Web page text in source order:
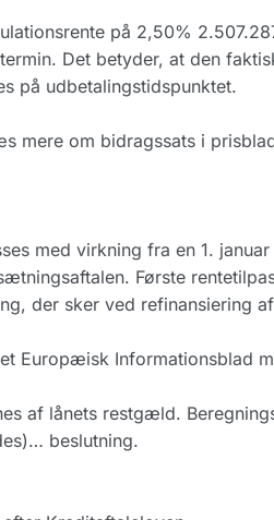
på 2,50%
Det betyder, at den
på udbetalingstidspunktet.
mere om bidragssats i
med virkning fra en 1.
Første
der sker ved refinansiering
Europæisk Informationsblad
af lånets restgæld.
beslutning.